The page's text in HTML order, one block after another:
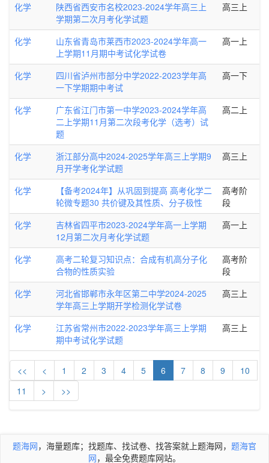
化学
陕西省西安市名校2023-2024学年高三上
学期第二次月考化学试题
高三上
化学
山东省青岛市莱西市2023-2024学年高一
上学期11月期中考试化学试卷
高一上
化学
四川省泸州市部分中学2022-2023学年高
一下学期期中考试
高一下
化学
广东省江门市第一中学2023-2024学年高
二上学期11月第二次段考化学（选考）试
题
高二上
化学
浙江部分高中2024-2025学年高三上学期9
月开学考化学试题
高三上
化学
【备考2024年】从巩固到提高 高考化学二
轮微专题30 共价键及其性质、分子极性
高考阶
段
化学
吉林省四平市2023-2024学年高一上学期
12月第二次月考化学试题
高一上
化学
高考二轮复习知识点：合成有机高分子化
合物的性质实验
高考阶
段
化学
河北省邯郸市永年区第二中学2024-2025
学年高三上学期开学检测化学试卷
高三上
化学
江苏省常州市2022-2023学年高三上学期
期中考试化学试题
高三上
<< < 1 2 3 4 5 6 7 8 9
10
11
> >>
题海网，海量题库；找题库、找试卷、找答案就上题海网， 题海官
网，最全免费题库网站。